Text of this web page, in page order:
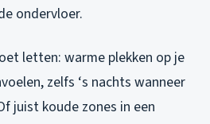
ondervloer.
letten: warme plekken op je
zelfs ‘s nachts wanneer
juist koude zones in een